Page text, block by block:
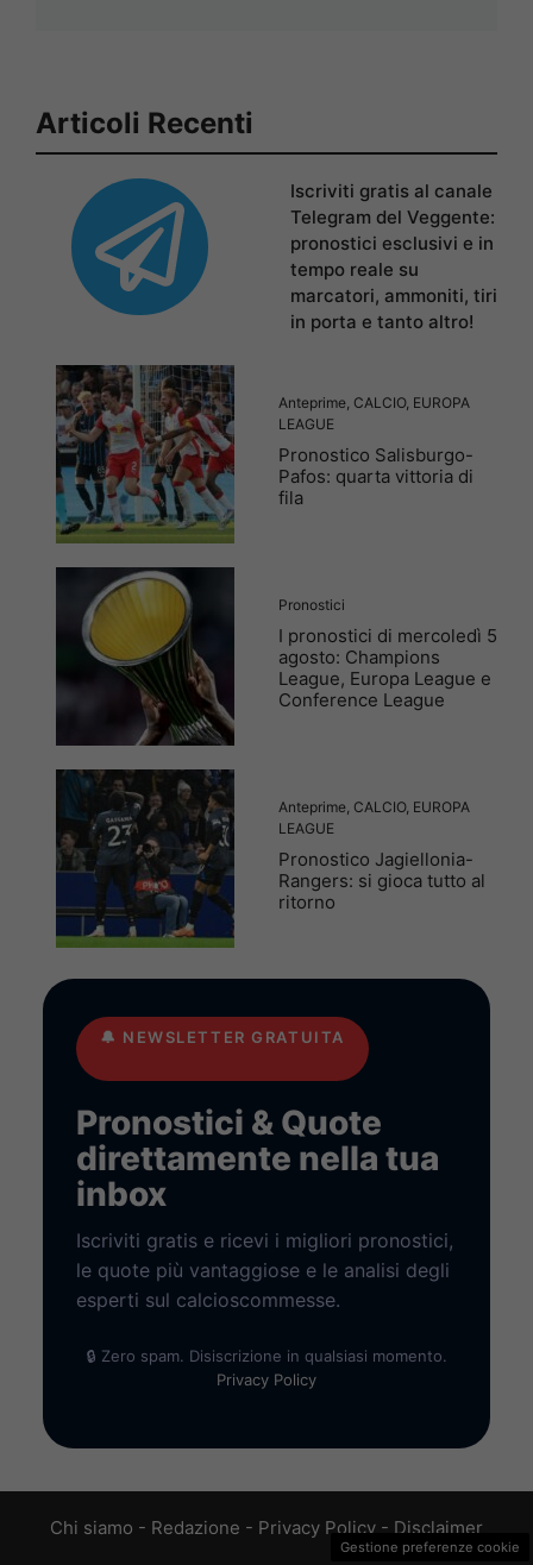
Articoli Recenti
Iscriviti gratis al canale
Telegram del Veggente:
pronostici esclusivi e in
tempo reale su
marcatori, ammoniti, tiri
in porta e tanto altro!
Anteprime, CALCIO, EUROPA
LEAGUE
Pronostico Salisburgo-
Pafos: quarta vittoria di
fila
Pronostici
I pronostici di mercoledì 5
agosto: Champions
League, Europa League e
Conference League
Anteprime, CALCIO, EUROPA
LEAGUE
Pronostico Jagiellonia-
Rangers: si gioca tutto al
ritorno
🔔 NEWSLETTER GRATUITA
Pronostici & Quote
direttamente nella tua
inbox
Iscriviti gratis e ricevi i migliori pronostici,
le quote più vantaggiose e le analisi degli
esperti sul calcioscommesse.
🔒 Zero spam. Disiscrizione in qualsiasi momento.
Privacy Policy
Chi siamo - Redazione - Privacy Policy - Disclaimer
Gestione preferenze cookie